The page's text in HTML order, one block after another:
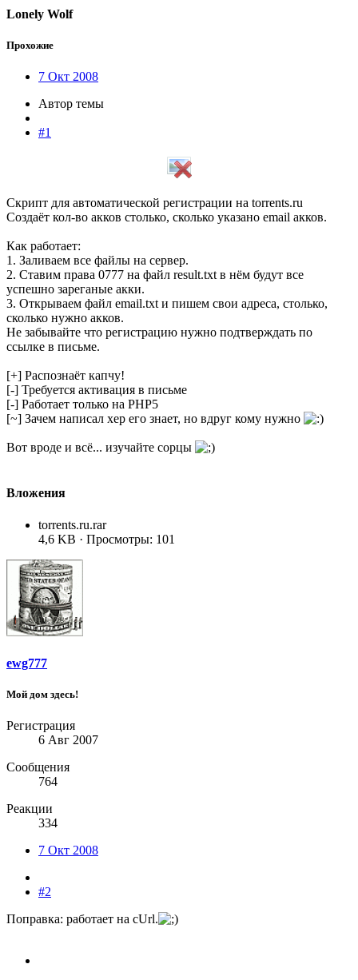
Lonely Wolf
Прохожие
7 Окт 2008
Автор темы
#1
Скрипт для автоматической регистрации на torrents.ru
Создаёт кол-во акков столько, сколько указано email акков.
Как работает:
1. Заливаем все файлы на сервер.
2. Ставим права 0777 на файл result.txt в нём будут все
успешно зареганые акки.
3. Открываем файл email.txt и пишем свои адреса, столько,
сколько нужно акков.
Не забывайте что регистрацию нужно подтверждать по
ссылке в письме.
[+] Распознаёт капчу!
[-] Требуется активация в письме
[-] Работает только на PHP5
[~] Зачем написал хер его знает, но вдруг кому нужно
Вот вроде и всё... изучайте сорцы
Вложения
torrents.ru.rar
4,6 KB · Просмотры: 101
ewg777
Мой дом здесь!
Регистрация
6 Авг 2007
Сообщения
764
Реакции
334
7 Окт 2008
#2
Поправка: работает на cUrl.